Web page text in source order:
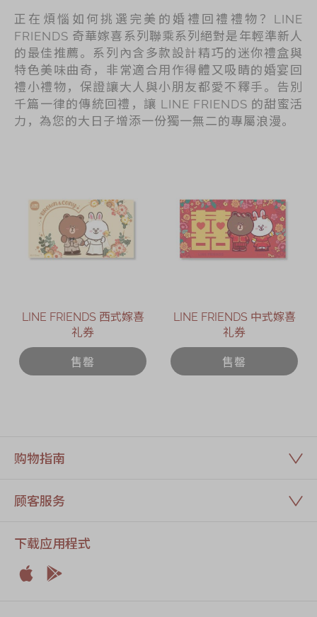
正在煩惱如何挑選完美的婚禮回禮禮物？LINE
FRIENDS 奇華嫁喜系列聯乘系列絕對是年輕準新人
的最佳推薦。系列內含多款設計精巧的迷你禮盒與
特色美味曲奇，非常適合用作得體又吸睛的婚宴回
禮小禮物，保證讓大人與小朋友都愛不釋手。告別
千篇一律的傳統回禮，讓 LINE FRIENDS 的甜蜜活
力，為您的大日子增添一份獨一無二的專屬浪漫。
LINE FRIENDS 西式嫁喜
礼券
售罄
LINE FRIENDS 中式嫁喜
礼券
售罄
购物指南
顾客服务
下载应用程式

